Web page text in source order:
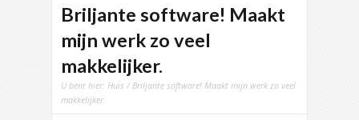
Briljante software! Maakt
mijn werk zo veel
makkelijker.
U bent hier: Huis / Briljante software! Maakt mijn werk zo veel
makkelijker.